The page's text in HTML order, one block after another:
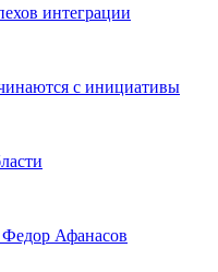
интеграции
с инициативы
Федор Афанасов